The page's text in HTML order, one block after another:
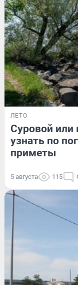
ЛЕТО
Суровой или
узнать по
приметы
5 августа 115